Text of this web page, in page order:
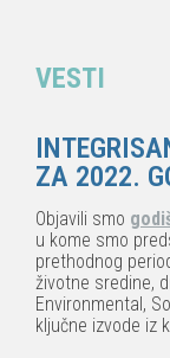
VESTI
ZA 2022.
Objavili smo
u kome smo
prethodnog
životne sredine,
Environmental,
ključne izvode iz